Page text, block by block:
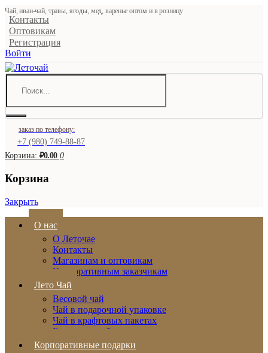
Чай, иван-чай, травы, ягоды, мед, варенье оптом и в розницу
Контакты
Оптовикам
Регистрация
Войти
заказ по телефону:
+7 (980) 749-88-87
Корзина: ₽0.00 0
Корзина
Закрыть
О нас
О Леточае
Контакты
Магазинам и оптовикам
Корпоративным заказчикам
Лето Чай
Весовой чай
Чай в подарочной упаковке
Чай в крафтовых пакетах
Бальзамы и сбитни
Корпоративные подарки